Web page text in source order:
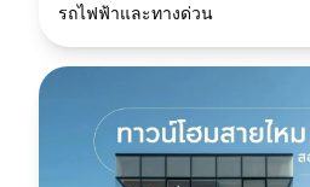
รถไฟฟ้าและทางด่วน